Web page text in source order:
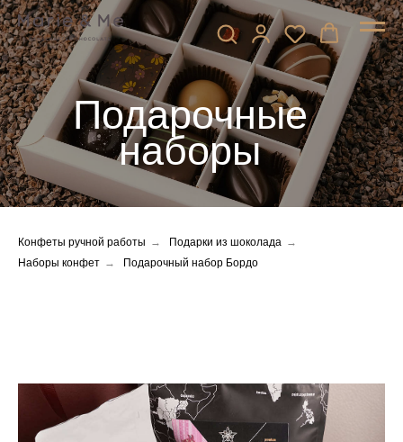
Подарочные
наборы
Конфеты ручной работы → Подарки из шоколада →
Наборы конфет → Подарочный набор Бордо